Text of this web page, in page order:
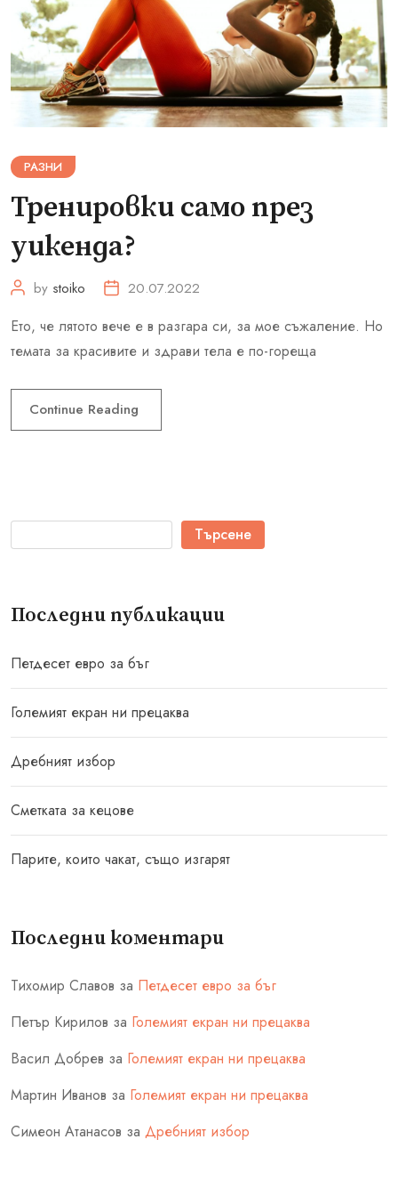
РАЗНИ
Тренировки само през
уикенда?
by stoiko 20.07.2022
Ето, че лятото вече е в разгара си, за мое съжаление. Но
темата за красивите и здрави тела е по-гореща
Continue Reading
Търсене
Последни публикации
Петдесет евро за бъг
Големият екран ни прецаква
Дребният избор
Сметката за кецове
Парите, които чакат, също изгарят
Последни коментари
Тихомир Славов за Петдесет евро за бъг
Петър Кирилов за Големият екран ни прецаква
Васил Добрев за Големият екран ни прецаква
Мартин Иванов за Големият екран ни прецаква
Симеон Атанасов за Дребният избор